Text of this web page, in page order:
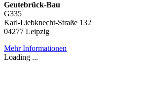
Geutebrück-Bau
G335
Karl-Liebknecht-Straße 132
04277 Leipzig
Mehr Informationen
Loading ...